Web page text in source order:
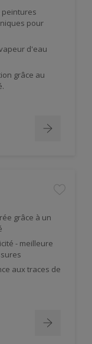
peintures
pour
d'eau
grâce au
grâce à un
- meilleure
aux traces de